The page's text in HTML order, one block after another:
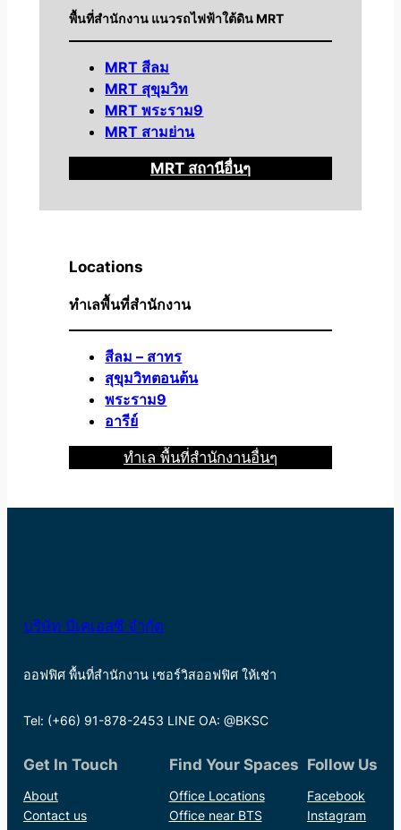
พื้นที่สำนักงาน แนวรถไฟฟ้าใต้ดิน MRT
MRT สีลม
MRT สุขุมวิท
MRT พระราม9
MRT สามย่าน
MRT สถานีอื่นๆ
Locations
ทำเลพื้นที่สำนักงาน
สีลม – สาทร
สุขุมวิทตอนต้น
พระราม9
อารีย์
ทำเล พื้นที่สำนักงานอื่นๆ
บริษัท บีเคเอสซี จำกัด
ออฟฟิศ พื้นที่สำนักงาน เซอร์วิสออฟฟิศ ให้เช่า
Tel: (+66) 91-878-2453 LINE OA: @BKSC
Get In Touch
About
Contact us
Find Your Spaces
Office Locations
Office near BTS
Follow Us
Facebook
Instagram